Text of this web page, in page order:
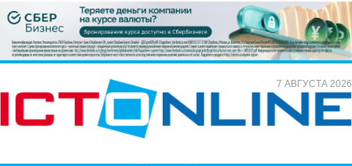
7 АВГУСТА 2026